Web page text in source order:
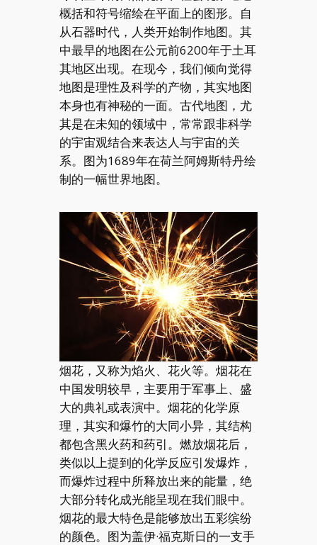
概括和符号缩绘在平面上的图形。自
从石器时代，人类开始制作地图。其
中最早的地图在公元前6200年于土耳
其地区出现。在现今，我们倾向觉得
地图是理性及科学的产物，其实地图
本身也有神秘的一面。古代地图，尤
其是在未知的领域中，常常跟非科学
的宇宙观结合来表达人与宇宙的关
系。图为1689年在荷兰阿姆斯特丹绘
制的一幅世界地图。
烟花，又称为焰火、花火等。烟花在
中国发明较早，主要用于军事上、盛
大的典礼或表演中。烟花的化学原
理，其实和爆竹的大同小异，其结构
都包含黑火药和药引。燃放烟花后，
类似以上提到的化学反应引发爆炸，
而爆炸过程中所释放出来的能量，绝
大部分转化成光能呈现在我们眼中。
烟花的最大特色是能够放出五彩缤纷
的颜色。图为盖伊·福克斯日的一支手